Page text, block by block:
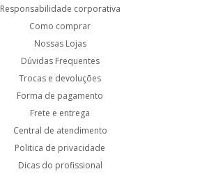
Responsabilidade corporativa
Como comprar
Nossas Lojas
Dúvidas Frequentes
Trocas e devoluções
Forma de pagamento
Frete e entrega
Central de atendimento
Politica de privacidade
Dicas do profissional